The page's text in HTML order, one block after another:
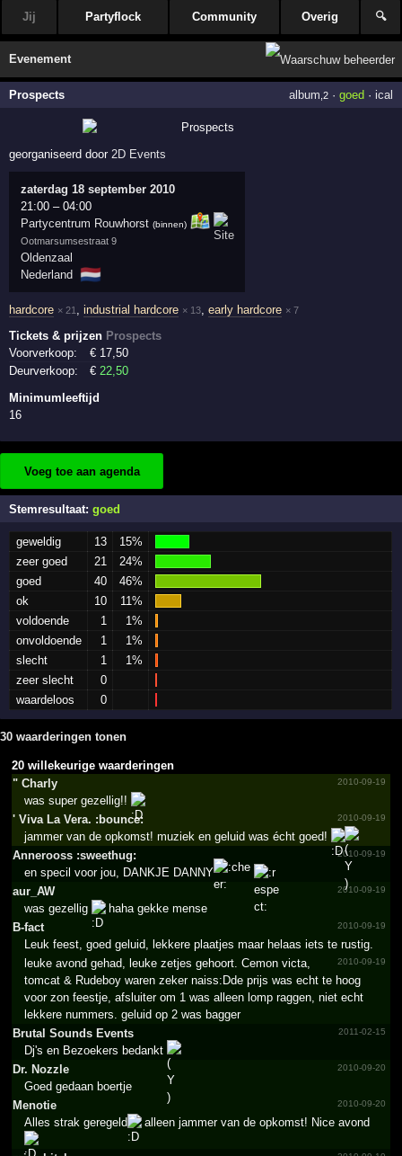
Jij Partyflock Community Overig 🔍
Evenement
Prospects album ,2· goed · ical
georganiseerd door 2D Events
zaterdag 18 september 2010
21:00 –04:00
Partycentrum Rouwhorst (binnen)
Ootmarsumsestraat 9
Oldenzaal
Nederland
🇳🇱
hardcore × 21 ,industrial hardcore × 13,early hardcore × 7
Tickets & prijzen Prospects
Voorverkoop:
€ 17,50
Deurverkoop:
€22,50
Minimumleeftijd
16
Voeg toe aan agenda
Stemresultaat:goed
geweldig 13
15%
zeer goed
21
24%
goed
40
46%
ok
10
11%
voldoende
1
1%
onvoldoende
1
1%
slecht
1
1%
zeer slecht
0
waardeloos
0
30 waarderingen tonen
20 willekeurige waarderingen
" Charly
2010-09-19
was super gezellig!!
' Viva La Vera.­ :bounce:
2010-09-19
jammer van de opkomst! muziek en geluid was écht goed!
Annerooss :sweethug:
2010-09-19
en specil voor jou, DANKJE DANNY
aur_AW
2010-09-19
was gezellig
haha gekke mense
B-fact
2010-09-19
Leuk feest, goed geluid, lekkere plaatjes maar helaas iets te rustig.
2010-09-19
leuke avond gehad, leuke zetjes gehoort. Cemon victa,
tomcat & Rudeboy waren zeker naiss:Dde prijs was echt te hoog
voor zon feestje, afsluiter om 1 was alleen lomp raggen, niet echt
lekkere nummers. geluid op 2 was bagger
Brutal Sounds Events
2011-02-15
Dj's en Bezoekers bedankt
Dr. Nozzle
2010-09-20
Goed gedaan boertje
Menotie
2010-09-20
Alles strak geregeld alleen jammer van de opkomst! Nice avond